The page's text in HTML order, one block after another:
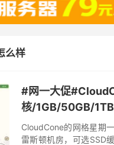
么样
#网一大促
核/1GB/50GB/
CloudCone的网格星期
雷斯顿机房，可选SSD